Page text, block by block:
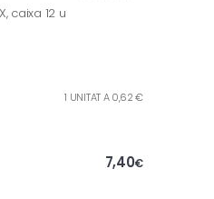
caixa 12 u
1 UNITAT A 0,62 €
7,40€